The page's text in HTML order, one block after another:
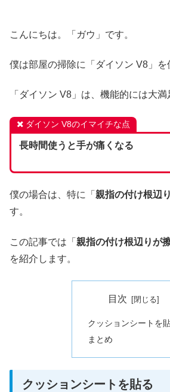
こんにちは。「ガウ」です。
僕は部屋の掃除に「ダイソン V8」を
「ダイソン V8」は、機能的には大
ダイソン V8のイマイチな点
長時間使うと手が痛くなる
僕の場合は、特に「 親指の付け根辺
す。
この記事では「 親指の付け根辺りが
を紹介します。
目次
クッションシートを
まとめ
クッションシートを貼る